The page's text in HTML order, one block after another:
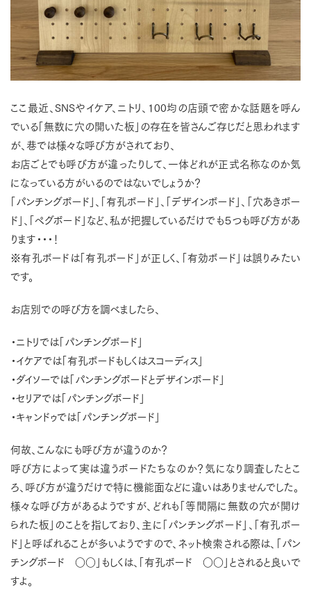
ここ最近、SNSやイケア、ニトリ、100均の店頭で密かな話題を呼ん
でいる「無数に穴の開いた板」の存在を皆さんご存じだと思われます
が、巷では様々な呼び方がされており、
お店ごとでも呼び方が違ったりして、一体どれが正式名称なのか気
になっている方がいるのではないでしょうか？
「パンチングボード」、「有孔ボード」、「デザインボード」、「穴あきボー
ド」、「ペグボード」など、私が把握しているだけでも５つも呼び方があ
ります・・・！
※有孔ボードは「有孔ボード」が正しく、「有効ボード」は誤りみたい
です。
お店別での呼び方を調べましたら、
・ニトリでは「パンチングボード」
・イケアでは「有孔ボードもしくはスコーディス」
・ダイソーでは「パンチングボードとデザインボード」
・セリアでは「パンチングボード」
・キャンドゥでは「パンチングボード」
何故、こんなにも呼び方が違うのか？
呼び方によって実は違うボードたちなのか？気になり調査したとこ
ろ、呼び方が違うだけで特に機能面などに違いはありませんでした。
様々な呼び方があるようですが、どれも「等間隔に無数の穴が開け
られた板」のことを指しており、主に「パンチングボード」、「有孔ボー
ド」と呼ばれることが多いようですので、ネット検索される際は、「パン
チングボード ○○」もしくは、「有孔ボード ○○」とされると良いで
すよ。